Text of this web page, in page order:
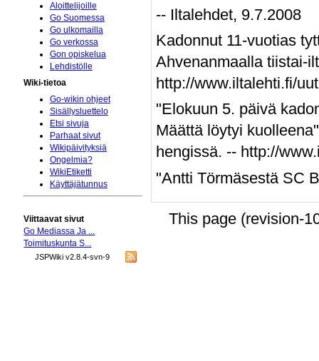
-- Iltalehdet, 9.7.2008
Kadonnut 11-vuotias
Ahvenanmaalla tiistai-
http://www.iltalehti.fi/
"Elokuun 5. päivä
Määttä löytyi
hengissä. -- http://
"Antti Törmäsestä SC
This page (revision-
Aloittelijoille
Go Suomessa
Go ulkomailla
Go verkossa
Gon opiskelua
Lehdistölle
Wiki-tietoa
Go-wikin ohjeet
Sisällysluettelo
Etsi sivuja
Parhaat sivut
Wikipäivityksiä
Ongelmia?
WikiEtiketti
Käyttäjätunnus
Viittaavat sivut
Go Mediassa Ja ...
Toimituskunta S...
JSPWiki v2.8.4-svn-9